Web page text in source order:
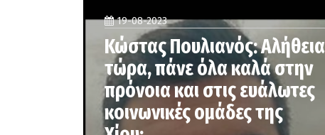
19-08-2023
Κώστας Πουλιανός: Αλήθεια
τώρα, πάνε όλα καλά στην
πρόνοια και στις ευάλωτες
κοινωνικές ομάδες της